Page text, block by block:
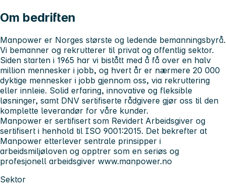
Om bedriften
Manpower er Norges største og ledende bemanningsbyrå.
Vi bemanner og rekrutterer til privat og offentlig sektor.
Siden starten i 1965 har vi bistått med å få over en halv
million mennesker i jobb, og hvert år er nærmere 20 000
dyktige mennesker i jobb gjennom oss, via rekruttering
eller innleie. Solid erfaring, innovative og fleksible
løsninger, samt DNV sertifiserte rådgivere gjør oss til den
komplette leverandør for våre kunder.
Manpower er sertifisert som Revidert Arbeidsgiver og
sertifisert i henhold til ISO 9001:2015. Det bekrefter at
Manpower etterlever sentrale prinsipper i
arbeidsmiljøloven og opptrer som en seriøs og
profesjonell arbeidsgiver www.manpower.no
Sektor